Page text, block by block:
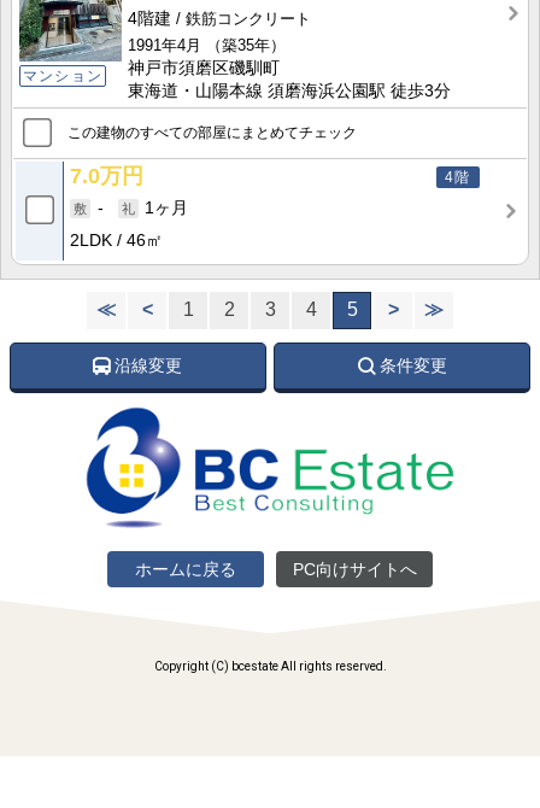
マンション
4階建
鉄筋コンクリート
1991年4月
（築35年）
神戸市須磨区磯馴町
東海道・山陽本線 須磨海浜公園駅 徒歩3分
この建物のすべての部屋にまとめてチェック
4階
7.0万円
-
1ヶ月
2LDK
46㎡
≪ < 1 2 3 4 5 > ≫
沿線変更 条件変更
ホームに戻る PC向けサイトへ
Copyright (C) bcestate All rights reserved.